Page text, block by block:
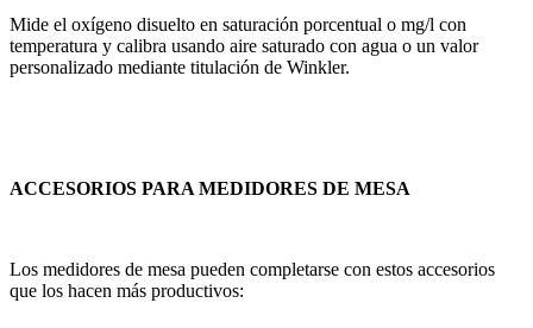
Mide el oxígeno disuelto en saturación porcentual o mg/l con
temperatura y calibra usando aire saturado con agua o un valor
personalizado mediante titulación de Winkler.
ACCESORIOS PARA MEDIDORES DE MESA
Los medidores de mesa pueden completarse con estos accesorios
que los hacen más productivos: